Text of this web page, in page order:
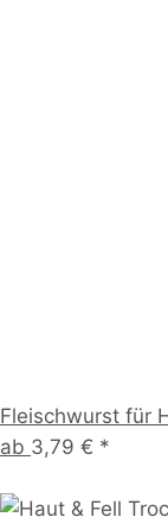
Fleischwurst für
ab 3,79 € *